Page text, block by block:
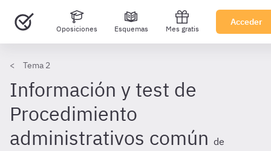
Oposiciones Esquemas Mes gratis
Acceder
Tema 2
Información y test de
Procedimiento
administrativos común de